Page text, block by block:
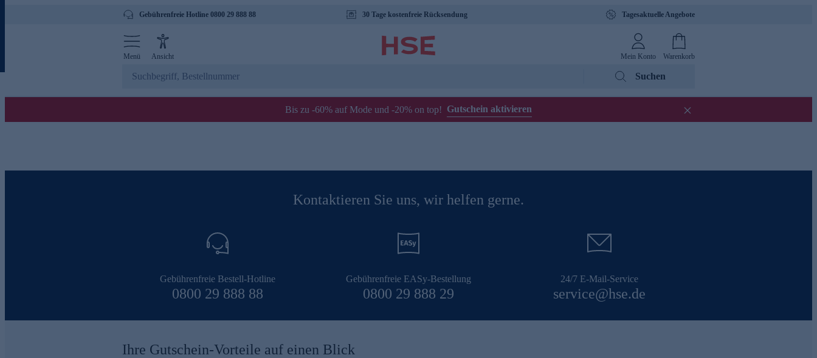
Gebührenfreie Hotline 0800 29 888 88 30 Tage kostenfreie Rücksendung Tagesaktuelle Angebote
Menü Ansicht Mein Konto Warenkorb
Suchen
Bis zu -60% auf Mode und -20% on top! Gutschein aktivieren
Kontaktieren Sie uns, wir helfen gerne.
Gebührenfreie Bestell-Hotline
0800 29 888 88
Gebührenfreie EASy-Bestellung
0800 29 888 29
24/7 E-Mail-Service
service@hse.de
Ihre Gutschein-Vorteile auf einen Blick